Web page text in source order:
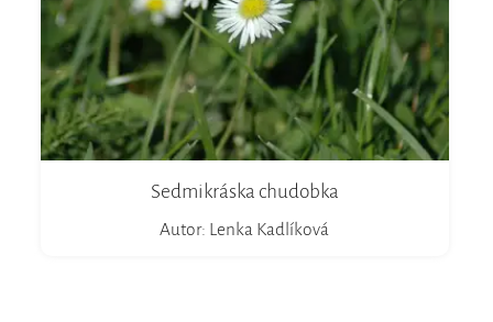
Sedmikráska chudobka
Autor: Lenka Kadlíková